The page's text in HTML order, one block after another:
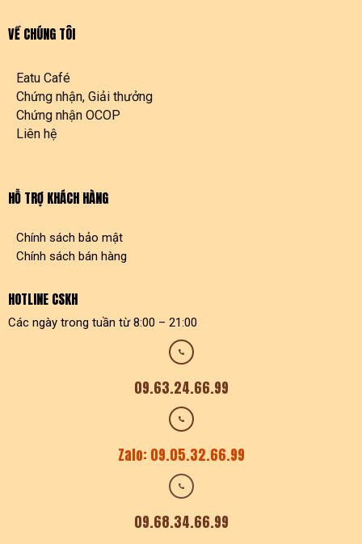
VỀ CHÚNG TÔI
Eatu Café
Chứng nhận, Giải thưởng
Chứng nhận OCOP
Liên hệ
HỖ TRỢ KHÁCH HÀNG
Chính sách bảo mật
Chính sách bán hàng
HOTLINE CSKH
Các ngày trong tuần từ 8:00 – 21:00
09.63.24.66.99
Zalo: 09.05.32.66.99
09.68.34.66.99